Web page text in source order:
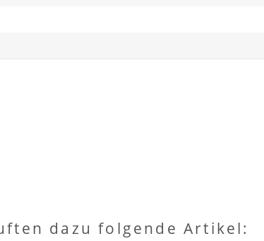
dazu folgende Artikel: